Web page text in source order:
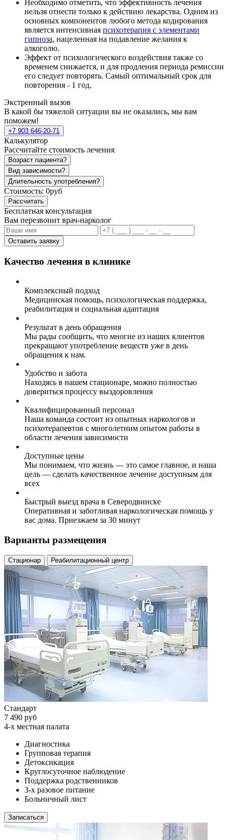
Необходимо отметить, что эффективность лечения
нельзя отнести только к действию лекарства. Одним из
основных компонентов любого метода кодирования
является интенсивная психотерапия с элементами
гипноза, нацеленная на подавление желания к
алкоголю.
Эффект от психологического воздействия также со
временем снижается, и для продления периода ремиссии
его следует повторять. Самый оптимальный срок для
повторения - 1 год.
Экстренный вызов
В какой бы тяжелой ситуации вы не оказались, мы вам
поможем!
+7 903 646-20-71
Калькулятор
Рассчитайте стоимость лечения
Возраст пациента?
Вид зависимости?
Длительность употребления?
Стоимость: 0руб
Рассчитать
Бесплатная консультация
Вам перезвонит врач-нарколог
Оставить заявку
Качество лечения в клинике
Комплексный подход
Медицинская помощь, психологическая поддержка,
реабилитация и социальная адаптация
Результат в день обращения
Мы рады сообщить, что многие из наших клиентов
прекращают употребление веществ уже в день
обращения к нам.
Удобство и забота
Находясь в нашем стационаре, можно полностью
довериться процессу выздоровления
Квалифицированный персонал
Наша команда состоит из опытных наркологов и
психотерапевтов с многолетним опытом работы в
области лечения зависимости
Доступные цены
Мы понимаем, что жизнь — это самое главное, и наша
цель — сделать качественное лечение доступным для
всех
Быстрый выезд врача в Северодвинске
Оперативная и заботливая наркологическая помощь у
вас дома. Приезжаем за 30 минут
Варианты размещения
Стационар Реабилитационный центр
Стандарт
7 490 руб
4-х местная палата
Диагностика
Групповая терапия
Детоксикация
Круглосуточное наблюдение
Поддержка родственников
3-х разовое питание
Больничный лист
Записаться